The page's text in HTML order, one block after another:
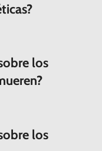
los
los